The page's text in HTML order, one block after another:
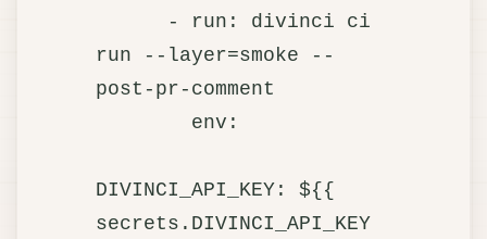
run --layer=smoke --
post-pr-comment
DIVINCI_API_KEY: ${{
secrets.DIVINCI_API_KEY